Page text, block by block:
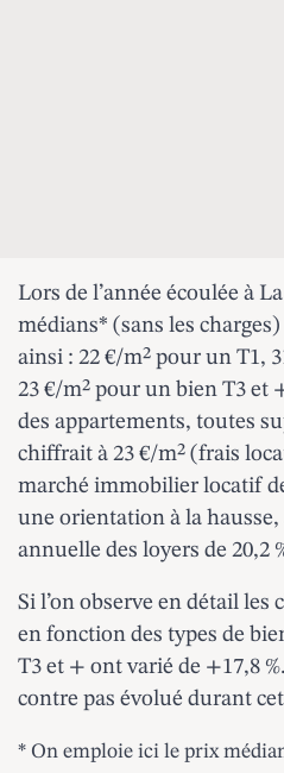
Lors de l’année écoulée à
médians* (sans les
ainsi : 22 €/m² pour un T1,
23 €/m² pour un bien T3 et
des appartements, toutes
chiffrait à 23 €/m² (frais
marché immobilier locatif
une orientation à la
annuelle des loyers de 20,2
Si l’on observe en détail les
en fonction des types de
T3 et + ont varié de +17,8
contre pas évolué durant
* On emploie ici le prix